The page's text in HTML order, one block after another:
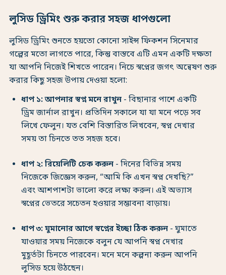
লুসিড ড্রিমিং শুরু করার সহজ ধাপগুলো
লুসিড ড্রিমিং শুনতে হয়তো কোনো সাইন্স ফিকশন সিনেমার
গল্পের মতো লাগতে পারে, কিন্তু বাস্তবে এটি এমন একটি দক্ষতা
যা আপনি নিজেই শিখতে পারেন। নিচে স্বপ্নের জগৎ অন্বেষণ শুরু
করার কিছু সহজ উপায় দেওয়া হলো:
ধাপ ১: আপনার স্বপ্ন মনে রাখুন - বিছানার পাশে একটি
ড্রিম জার্নাল রাখুন। প্রতিদিন সকালে যা যা মনে পড়ে সব
লিখে ফেলুন। যত বেশি বিস্তারিত লিখবেন, স্বপ্ন দেখার
সময় তা চিনতে তত সহজ হবে।
ধাপ ২: রিয়েলিটি চেক করুন - দিনের বিভিন্ন সময়
নিজেকে জিজ্ঞেস করুন, “আমি কি এখন স্বপ্ন দেখছি?”
এবং আশপাশটা ভালো করে লক্ষ্য করুন। এই অভ্যাস
স্বপ্নের ভেতরে সচেতন হওয়ার সম্ভাবনা বাড়ায়।
ধাপ ৩: ঘুমানোর আগে স্বপ্নের ইচ্ছা ঠিক করুন - ঘুমাতে
যাওয়ার সময় নিজেকে বলুন যে আপনি স্বপ্ন দেখার
মুহূর্তটা চিনতে পারবেন। মনে মনে কল্পনা করুন আপনি
লুসিড হয়ে উঠছেন।